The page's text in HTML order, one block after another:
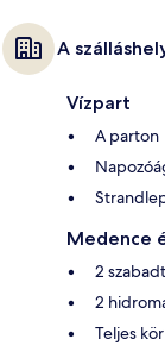
A
Vízpart
A parton
Medence
2
2
Teljes